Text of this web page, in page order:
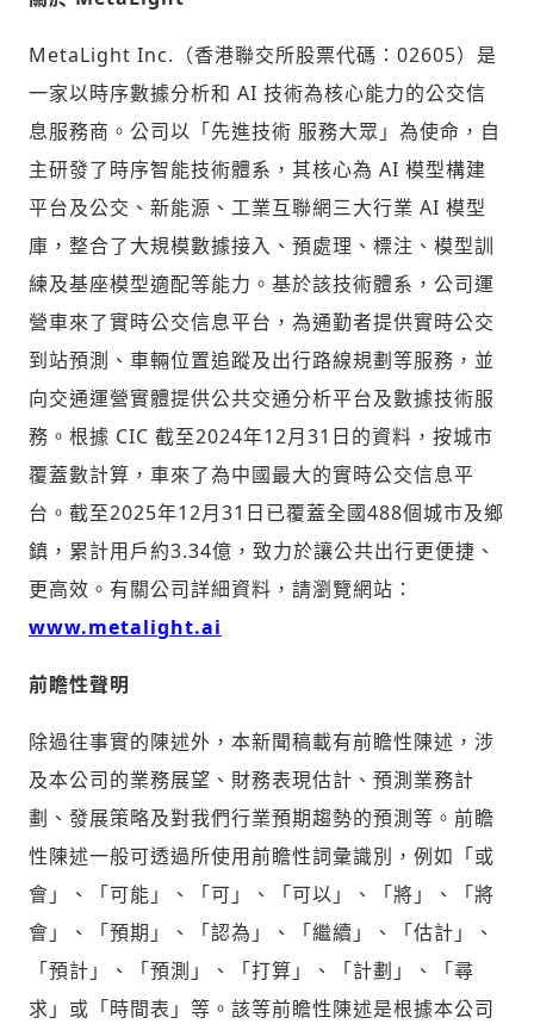
掌握國際政經脈動
驗證
MetaLight Inc.（香港聯交所股票代碼：02605）是
一家以時序數據分析和 AI 技術為核心能力的公交信
息服務商。公司以「先進技術 服務大眾」為使命，自
主研發了時序智能技術體系，其核心為 AI 模型構建
平台及公交、新能源、工業互聯網三大行業 AI 模型
庫，整合了大規模數據接入、預處理、標注、模型訓
練及基座模型適配等能力。基於該技術體系，公司運
營車來了實時公交信息平台，為通勤者提供實時公交
到站預測、車輛位置追蹤及出行路線規劃等服務，並
向交通運營實體提供公共交通分析平台及數據技術服
務。根據 CIC 截至2024年12月31日的資料，按城市
覆蓋數計算，車來了為中國最大的實時公交信息平
台。截至2025年12月31日已覆蓋全國488個城市及鄉
鎮，累計用戶約3.34億，致力於讓公共出行更便捷、
更高效。有關公司詳細資料，請瀏覽網站：
www.metalight.ai
前瞻性聲明
除過往事實的陳述外，本新聞稿載有前瞻性陳述，涉
及本公司的業務展望、財務表現估計、預測業務計
劃、發展策略及對我們行業預期趨勢的預測等。前瞻
性陳述一般可透過所使用前瞻性詞彙識別，例如「或
會」、「可能」、「可」、「可以」、「將」、「將
會」、「預期」、「認為」、「繼續」、「估計」、
「預計」、「預測」、「打算」、「計劃」、「尋
求」或「時間表」等。該等前瞻性陳述是根據本公司